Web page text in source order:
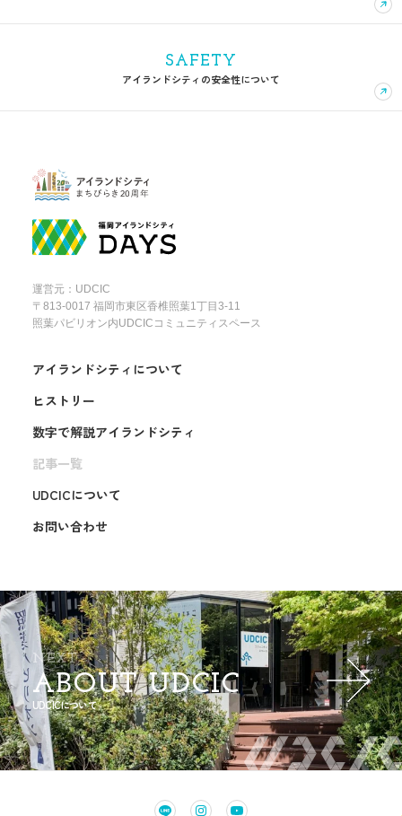
SAFETY
アイランドシティの安全性について
運営元：UDCIC
〒813-0017 福岡市東区香椎照葉1丁目3-11
照葉パビリオン内UDCICコミュニティスペース
アイランドシティについて
ヒストリー
数字で解説アイランドシティ
記事一覧
UDCICについて
お問い合わせ
NEXT
ABOUT UDCIC
UDCICについて